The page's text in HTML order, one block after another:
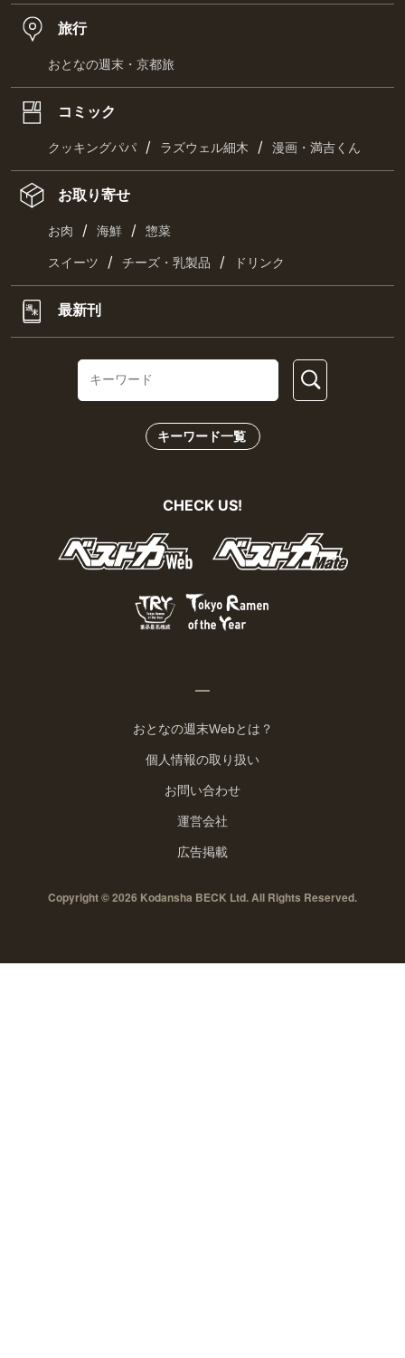
旅行
おとなの週末・京都旅
コミック
クッキングパパ / ラズウェル細木 / 漫画・満吉くん
お取り寄せ
お肉 / 海鮮 / 惣菜
スイーツ / チーズ・乳製品 / ドリンク
最新刊
キーワード一覧
CHECK US!
おとなの週末Webとは？
個人情報の取り扱い
お問い合わせ
運営会社
広告掲載
Copyright © 2026 Kodansha BECK Ltd. All Rights Reserved.